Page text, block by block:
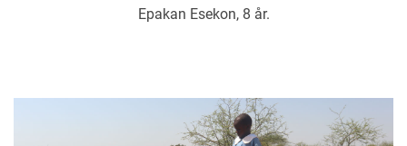
Epakan Esekon, 8 år.